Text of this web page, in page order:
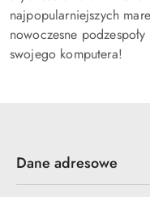
najpopularniejszych
nowoczesne
swojego komputera!
Dane adresowe